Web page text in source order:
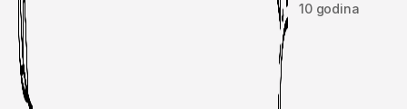
10 godina